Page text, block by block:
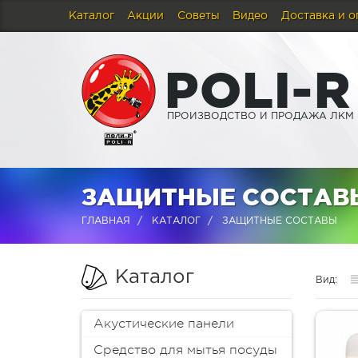
Каталог Акции Советы Видео Доставка и
POLI-R
ПРОИЗВОДСТВО И ПРОДАЖА ЛКМ
ЗАЩИТНЫЕ
ГЛАВНАЯ КАТАЛОГ ЗАЩИТНЫЕ СОСТАВЫ
Каталог
Акустические панели
Средство для мытья посуды
Вид: